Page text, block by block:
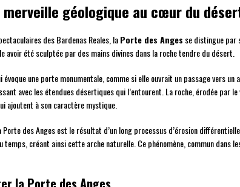
merveille géologique au cœur du
des Bardenas Reales, laPorte des Anges se distingue par
avoir été sculptée par des mains divines dans la roche tendre du désert.
une porte monumentale, comme si elle ouvrait un passage vers
avec les étendues désertiques qui l’entourent. La roche, érodée par
ajoutent à son caractère mystique.
des Anges est le résultat d’un long processus d’érosion
créant ainsi cette arche naturelle. Ce phénomène, commun dans
la Porte des Anges